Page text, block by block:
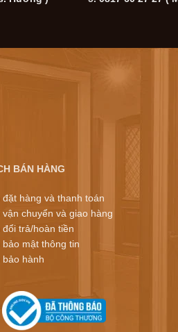
BÁN HÀNG
hàng và thanh toán
chuyển và giao hàng
trả/hoàn tiền
mật thông tin
hành